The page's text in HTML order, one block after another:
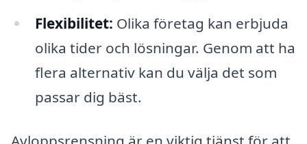
Flexibilitet: Olika företag kan erbjuda
olika tider och lösningar. Genom att ha
flera alternativ kan du välja det som
passar dig bäst.